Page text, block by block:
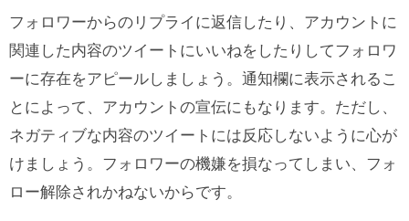
フォロワーからのリプライに返信したり、アカウントに
関連した内容のツイートにいいねをしたりしてフォロワ
ーに存在をアピールしましょう。通知欄に表示されるこ
とによって、アカウントの宣伝にもなります。ただし、
ネガティブな内容のツイートには反応しないように心が
けましょう。フォロワーの機嫌を損なってしまい、フォ
ロー解除されかねないからです。